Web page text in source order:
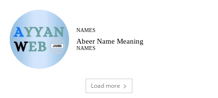
NAMES
Abeer Name Meaning
NAMES
Load more